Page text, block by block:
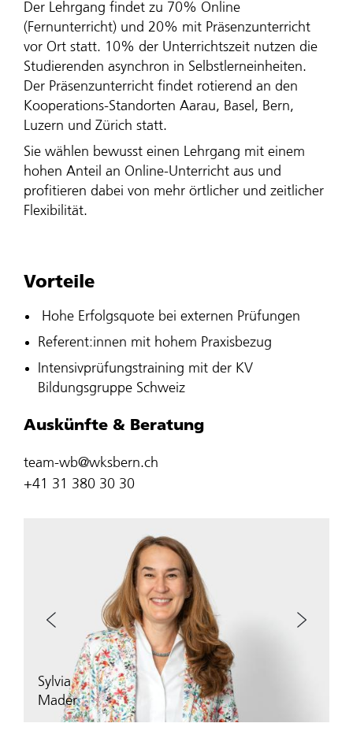
Der Lehrgang findet zu 70% Online
(Fernunterricht) und 20% mit Präsenzunterricht
vor Ort statt. 10% der Unterrichtszeit nutzen die
Studierenden asynchron in Selbstlerneinheiten.
Der Präsenzunterricht findet rotierend an den
Kooperations-Standorten Aarau, Basel, Bern,
Luzern und Zürich statt.
Sie wählen bewusst einen Lehrgang mit einem
hohen Anteil an Online-Unterricht aus und
profitieren dabei von mehr örtlicher und zeitlicher
Flexibilität.
Vorteile
​​Hohe Erfolgsquote bei externen Prüfungen
​Referent:innen mit hohem Praxisbezug
Intensivprüfungstraining mit der KV
Bildungsgruppe Schweiz
Auskünfte & Beratung
team-wb@wksbern.ch
+41 31 380 30 30
Sylvia
Mader
‹ ›